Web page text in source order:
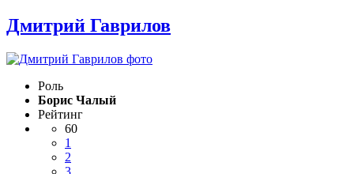
Дмитрий Гаврилов
Роль
Борис Чалый
Рейтинг
60
1
2
3